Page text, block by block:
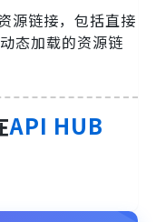
源链接，包括直接
态加载的资源链
API HUB